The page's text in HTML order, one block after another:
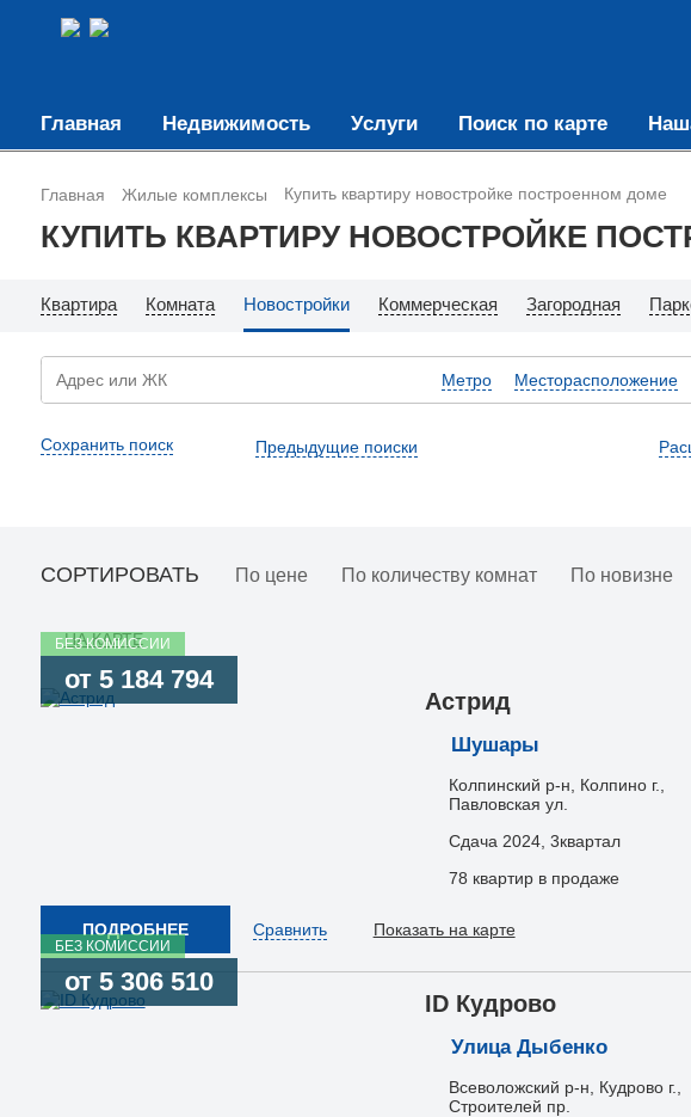
Главная Недвижимость Услуги Поиск по карте
Главная Жилые комплексы Купить квартиру новостройке построенном доме
КУПИТЬ КВАРТИРУ НОВОСТРОЙКЕ
Квартира Комната Новостройки Коммерческая Загородная
Метро Месторасположение
Сохранить поиск Предыдущие поиски
СОРТИРОВАТЬ По цене По количеству комнат По новизне
НА КАРТЕ
БЕЗ КОМИССИИ
от 5 184 794
Астрид
Шушары
Колпинский р-н, Колпино г.,
Павловская ул.
Сдача 2024, 3квартал
78 квартир в продаже
ПОДРОБНЕЕ Сравнить Показать на карте
БЕЗ КОМИССИИ
от 5 306 510
ID Кудрово
Улица Дыбенко
Всеволожский р-н, Кудрово г.,
Строителей пр.